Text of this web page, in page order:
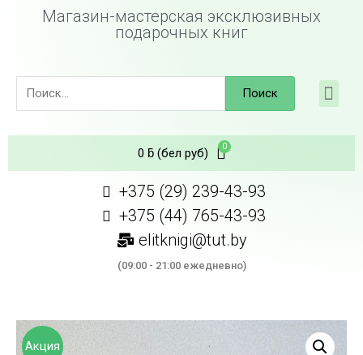
Магазин-мастерская эксклюзивных
подарочных книг
Поиск
0 ƃ(бел руб)
+375 (29) 239-43-93
+375 (44) 765-43-93
elitknigi@tut.by
(09:00 - 21:00 ежедневно)
Акция